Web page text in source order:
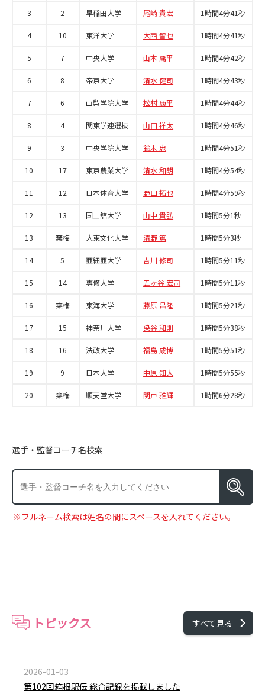
3 2 早稲田大学 尾崎 貴宏 1時間4分41秒
4 10 東洋大学 大西 智也 1時間4分41秒
5 7 中央大学 山本 庸平 1時間4分42秒
6 8 帝京大学 清水 健司 1時間4分43秒
7 6 山梨学院大学 松村 康平 1時間4分44秒
8 4 関東学連選抜 山口 祥太 1時間4分46秒
9 3 中央学院大学 鈴木 忠 1時間4分51秒
10 17 東京農業大学 清水 和朗 1時間4分54秒
11 12 日本体育大学 野口 拓也 1時間4分59秒
12 13 国士舘大学 山中 貴弘 1時間5分1秒
13 棄権 大東文化大学 清野 篤 1時間5分3秒
14 5 亜細亜大学 吉川 修司 1時間5分11秒
15 14 専修大学 五ヶ谷 宏司 1時間5分11秒
16 棄権 東海大学 藤原 昌隆 1時間5分21秒
17 15 神奈川大学 染谷 和則 1時間5分38秒
18 16 法政大学 福島 成博 1時間5分51秒
19 9 日本大学 中原 知大 1時間5分55秒
20 棄権 順天堂大学 関戸 雅輝 1時間6分28秒
選手・監督コーチ名検索
※フルネーム検索は姓名の間にスペースを入れてください。
トピックス すべて見る
2026-01-03
第102回箱根駅伝 総合記録を掲載しました